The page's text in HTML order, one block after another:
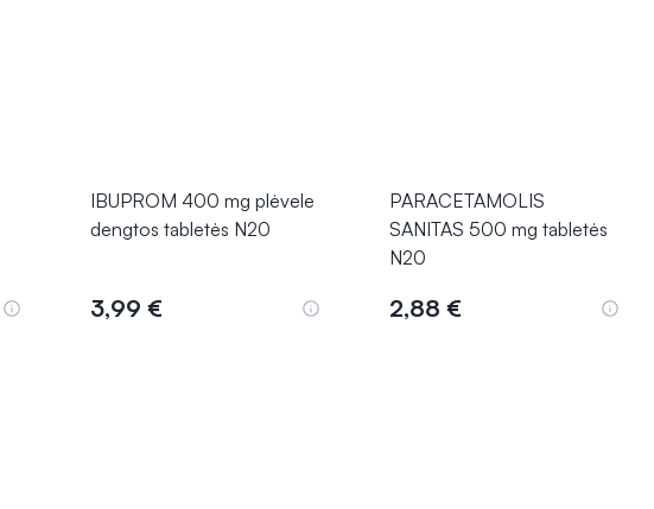
IBUPROM 400 mg plėvele
dengtos tabletės N20
3,99 €
PARACETAMOLIS
SANITAS 500 mg tabletės
N20
2,88 €